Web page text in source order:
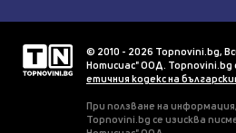
© 2010 - 2026 Topnovini.bg,
Нотисиас" ООД. Topnovini.bg
етичния кодекс на
При ползване на
Topnovini.bg се изисква